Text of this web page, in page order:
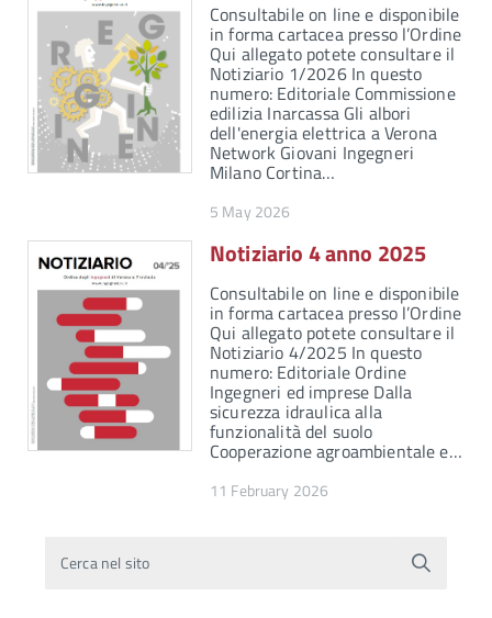
Consultabile on line e disponibile
in forma cartacea presso l’Ordine
Qui allegato potete consultare il
Notiziario 1/2026 In questo
numero: Editoriale Commissione
edilizia Inarcassa Gli albori
dell'energia elettrica a Verona
Network Giovani Ingegneri
Milano Cortina…
5 May 2026
Notiziario 4 anno 2025
Consultabile on line e disponibile
in forma cartacea presso l’Ordine
Qui allegato potete consultare il
Notiziario 4/2025 In questo
numero: Editoriale Ordine
Ingegneri ed imprese Dalla
sicurezza idraulica alla
funzionalità del suolo
Cooperazione agroambientale e…
11 February 2026
Cerca nel sito